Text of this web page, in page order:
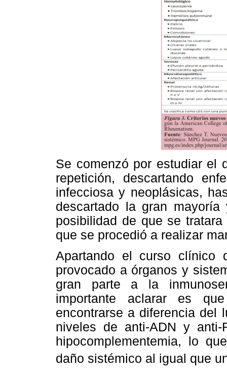
Se comenzó por estudiar el
repetición, descartando
infecciosa y neoplásicas,
descartado la gran
posibilidad de que se
que se procedió a realizar
Apartando el curso clínico
provocado a órganos y
gran parte a la
importante aclarar es
encontrarse a diferencia del
niveles de anti-ADN y
hipocomplementemia, lo
daño sistémico al igual que